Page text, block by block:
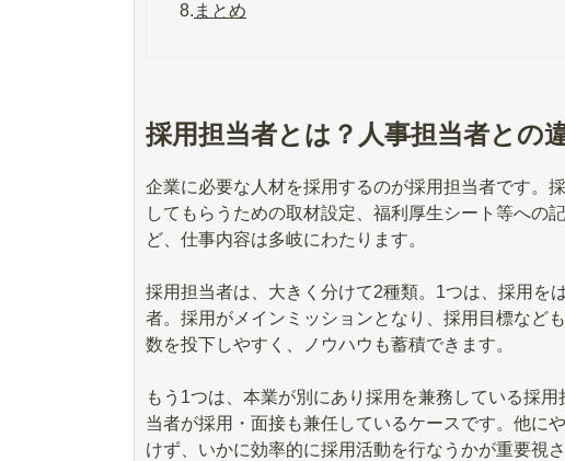
8. まとめ
採用担当者とは？人事担当者との
企業に必要な人材を採用するのが採用担当者です。
してもらうための取材設定、福利厚生シート等への
ど、仕事内容は多岐にわたります。
採用担当者は、大きく分けて2種類。1つは、採用を
者。採用がメインミッションとなり、採用目標など
数を投下しやすく、ノウハウも蓄積できます。
もう1つは、本業が別にあり採用を兼務している採
当者が採用・面接も兼任しているケースです。他に
けず、いかに効率的に採用活動を行なうかが重要視さ